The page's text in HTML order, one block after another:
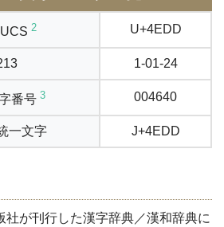
2 U+4EDD
1-01-24
番号 3 004640
一文字 J+4EDD
社が刊行した漢字辞典／漢和辞典に